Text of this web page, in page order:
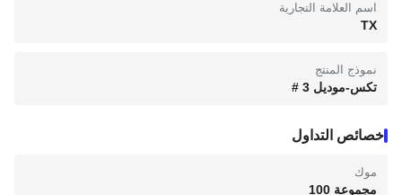
اسم العلامة التجارية
TX
نموذج المنتج
تكس-موديل 3 #
خصائص التداول
موك
مجموعة 100